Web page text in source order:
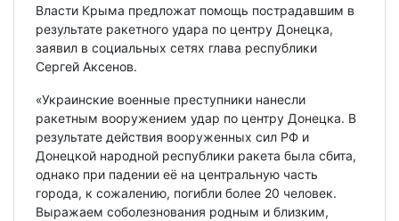
Власти Крыма предложат помощь пострадавшим в
результате ракетного удара по центру Донецка,
заявил в социальных сетях глава республики
Сергей Аксенов.
«Украинские военные преступники нанесли
ракетным вооружением удар по центру Донецка. В
результате действия вооруженных сил РФ и
Донецкой народной республики ракета была сбита,
однако при падении её на центральную часть
города, к сожалению, погибли более 20 человек.
Выражаем соболезнования родным и близким,